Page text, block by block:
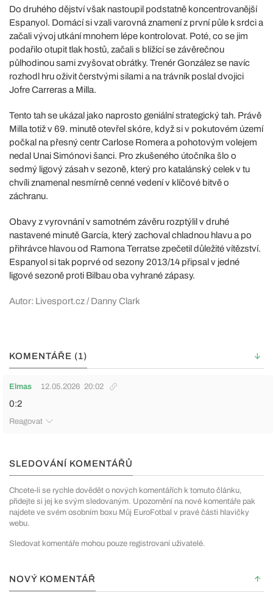
Do druhého dějství však nastoupil podstatně koncentrovanější
Espanyol. Domácí si vzali varovná znamení z první půle k srdci a
začali vývoj utkání mnohem lépe kontrolovat. Poté, co se jim
podařilo otupit tlak hostů, začali s blížící se závěrečnou
půlhodinou sami zvyšovat obrátky. Trenér González se navíc
rozhodl hru oživit čerstvými silami a na trávník poslal dvojici
Jofre Carreras a Milla.
Tento tah se ukázal jako naprosto geniální strategický tah. Právě
Milla totiž v 69. minutě otevřel skóre, když si v pokutovém území
počkal na přesný centr Carlose Romera a pohotovým volejem
nedal Unai Simónovi šanci. Pro zkušeného útočníka šlo o
sedmý ligový zásah v sezoně, který pro katalánský celek v tu
chvíli znamenal nesmírně cenné vedení v klíčové bitvě o
záchranu.
Obavy z vyrovnání v samotném závěru rozptýlil v druhé
nastavené minutě García, který zachoval chladnou hlavu a po
přihrávce hlavou od Ramona Terratse zpečetil důležité vítězství.
Espanyol si tak poprvé od sezony 2013/14 připsal v jedné
ligové sezoně proti Bilbau oba vyhrané zápasy.
Autor: Livesport.cz / Danny Clark
KOMENTÁŘE (1)
Elmas 12.05.2026 20:02
0:2
Reagovat
SLEDOVÁNÍ KOMENTÁŘŮ
Chcete-li se rychle dovědět o nových komentářích k tomuto článku,
přidejte si jej ke svým sledovaným. Upozornění na nové komentáře pak
najdete ve svém osobním boxu Můj EuroFotbal v pravé části hlavičky
webu.
Sledovat komentáře mohou pouze registrovaní uživatelé.
NOVÝ KOMENTÁŘ